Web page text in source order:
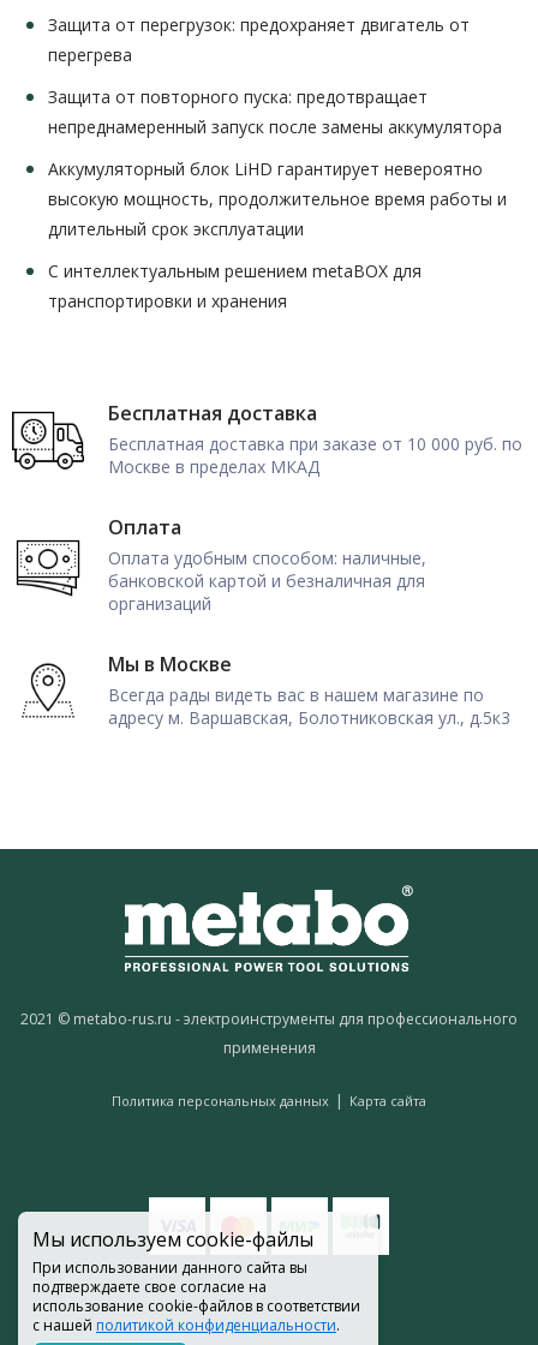
Мы используем cookie-файлы
При использовании данного сайта вы
подтверждаете свое согласие на
использование cookie-файлов в соответствии
с нашей политикой конфиденциальности.
Защита от перегрузок: предохраняет двигатель от
перегрева
Защита от повторного пуска: предотвращает
непреднамеренный запуск после замены аккумулятора
Аккумуляторный блок LiHD гарантирует невероятно
высокую мощность, продолжительное время работы и
длительный срок эксплуатации
С интеллектуальным решением metaBOX для
транспортировки и хранения
Бесплатная доставка
Бесплатная доставка при заказе от 10 000 руб. по
Москве в пределах МКАД
Оплата
Оплата удобным способом: наличные,
банковской картой и безналичная для
организаций
Мы в Москве
Всегда рады видеть вас в нашем магазине по
адресу м. Варшавская, Болотниковская ул., д.5к3
2021 © metabo-rus.ru - электроинструменты для профессионального
применения
Политика персональных данных | Карта сайта